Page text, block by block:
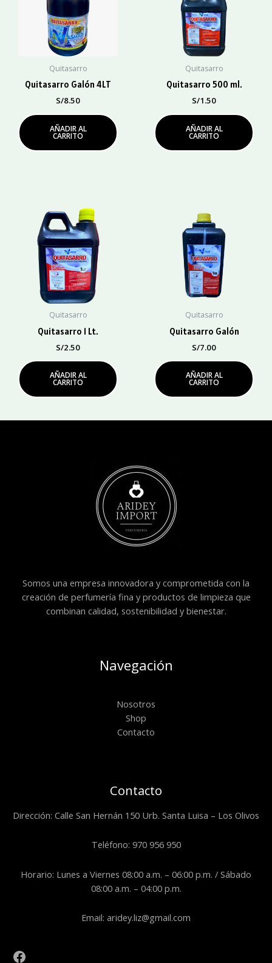
Quitasarro
Quitasarro Galón 4LT
S/8.50
AÑADIR AL
CARRITO
Quitasarro
Quitasarro 500 ml.
S/1.50
AÑADIR AL
CARRITO
Quitasarro
Quitasarro 1 Lt.
S/2.50
AÑADIR AL
CARRITO
Quitasarro
Quitasarro Galón
S/7.00
AÑADIR AL
CARRITO
Somos una empresa innovadora y comprometida con la
creación de perfumería fina y productos de limpieza que
combinan calidad, sostenibilidad y bienestar.
Navegación
Nosotros
Shop
Contacto
Contacto
Dirección: Calle San Hernán 150 Urb. Santa Luisa – Los Olivos
Teléfono: 970 956 950
Horario: Lunes a Viernes 08:00 a.m. – 06:00 p.m. / Sábado
08:00 a.m. – 04:00 p.m.
Email: aridey.liz@gmail.com